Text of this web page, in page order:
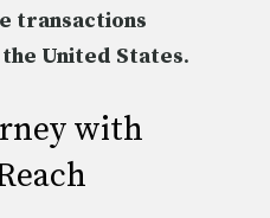
transactions
United States.
with